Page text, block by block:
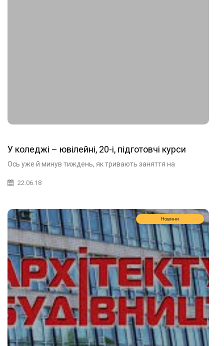
У коледжі – ювілейні, 20-і, підготовчі курси
Ось уже й минув тиждень, як тривають заняття на
22.06.18
Новини